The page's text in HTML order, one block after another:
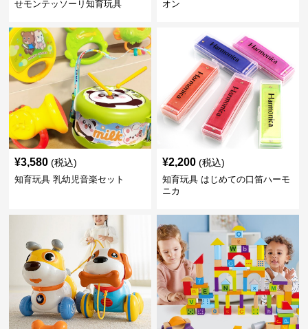
せモンテッソーリ知育玩具
オン
¥3,580 (税込)
知育玩具 乳幼児音楽セット
¥2,200 (税込)
知育玩具 はじめての口笛ハーモ
ニカ